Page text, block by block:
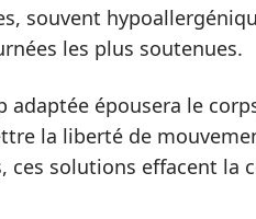
souvent
les plus soutenues.
adaptée épousera le
la liberté de
ces solutions effacent la